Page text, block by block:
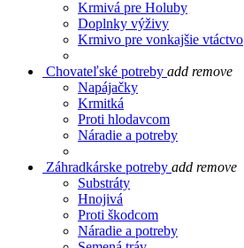
Krmivá pre Holuby
Doplnky výživy
Krmivo pre vonkajšie vtáctvo
Chovateľské potreby add remove
Napájačky
Krmitká
Proti hlodavcom
Náradie a potreby
Záhradkárske potreby add remove
Substráty
Hnojivá
Proti škodcom
Náradie a potreby